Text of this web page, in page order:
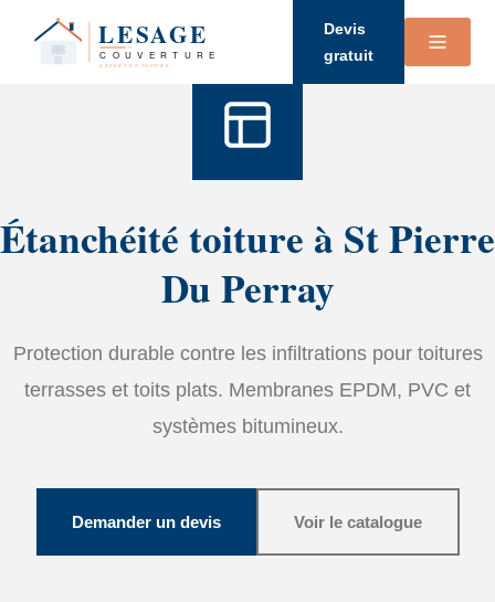
Devis
gratuit
Étanchéité toiture à St Pierre
Du Perray
Protection durable contre les infiltrations pour toitures
terrasses et toits plats. Membranes EPDM, PVC et
systèmes bitumineux.
Demander un devis Voir le catalogue